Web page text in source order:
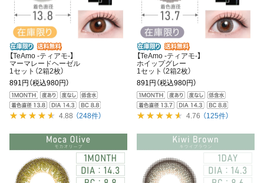
【TeAmo -ティアモ-】
マーマレードヘーゼル
1セット（2箱2枚）
891円 （税込980円）
4.88 （248件）
【TeAmo -ティアモ-】
ホイップグレー
1セット（2箱2枚）
891円 （税込980円）
4.76 （125件）